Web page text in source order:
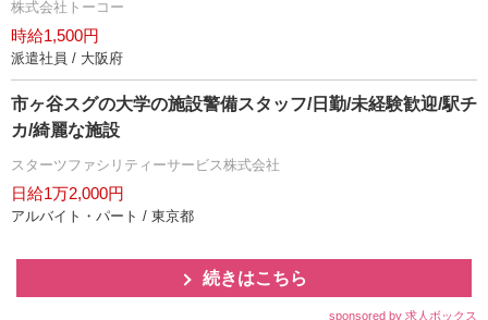
株式会社トーコー
時給1,500円
派遣社員 / 大阪府
市ヶ谷スグの大学の施設警備スタッフ/日勤/未経験歓迎/駅チ
カ/綺麗な施設
スターツファシリティーサービス株式会社
日給1万2,000円
アルバイト・パート / 東京都
続きはこちら
sponsored by 求人ボックス